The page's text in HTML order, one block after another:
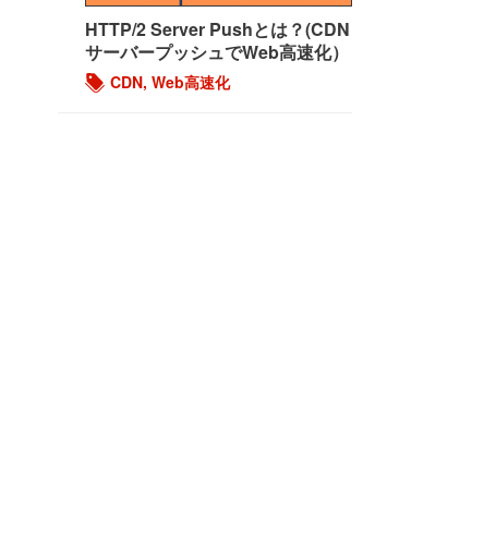
HTTP/2 Server Pushとは？(CDN
サーバープッシュでWeb高速化）
CDN, Web高速化